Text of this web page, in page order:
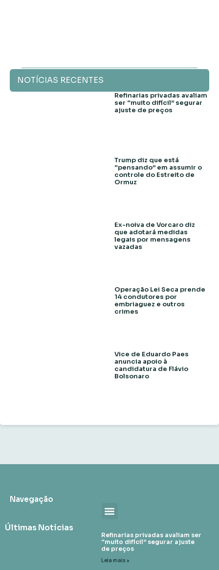
NOTÍCIAS RECENTES
Refinarias privadas avaliam
ser “muito difícil” segurar
ajuste de preços
Trump diz que está
“pensando” em assumir o
controle do Estreito de
Ormuz
Ex-noiva de Vorcaro diz
que adotará medidas
legais por mensagens
vazadas
Operação Lei Seca prende
14 condutores por
embriaguez e outros
crimes
Vice de Eduardo Paes
anuncia apoio à
candidatura de Flávio
Bolsonaro
Navegação
Últimas Notícias
Refinarias privadas avaliam ser
“muito difícil” segurar ajuste
de preços
Leia mais »